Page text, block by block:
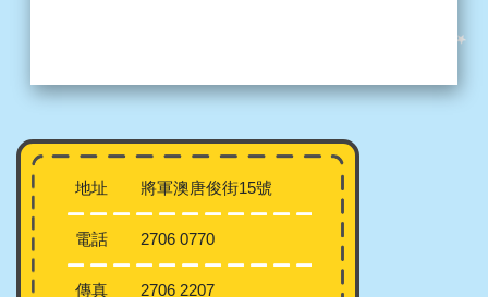
地址 將軍澳唐俊街15號
電話 2706 0770
傳真 2706 2207